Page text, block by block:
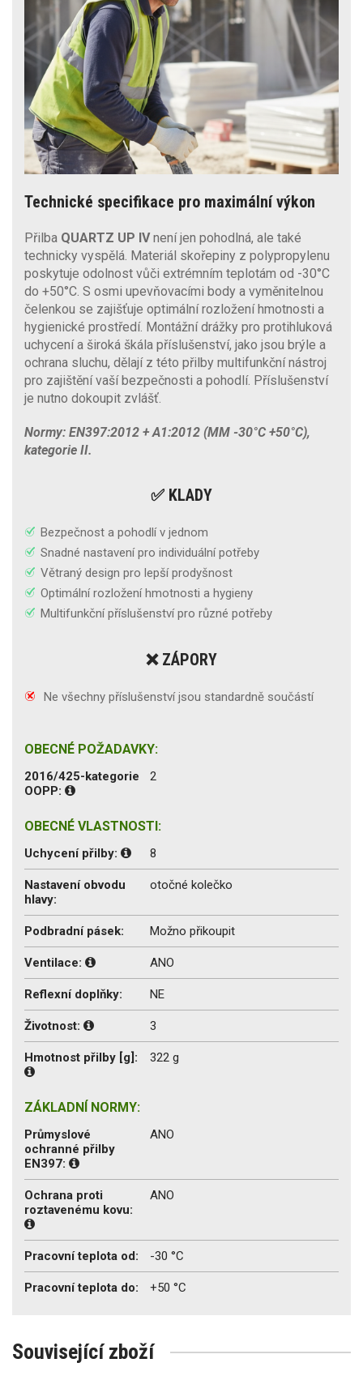
Technické specifikace pro maximální výkon
Přilba QUARTZ UP IVnení jen pohodlná, ale také
technicky vyspělá. Materiál skořepiny z polypropylenu
poskytuje odolnost vůči extrémním teplotám od -30°C
do +50°C. S osmi upevňovacími body a vyměnitelnou
čelenkou se zajišťuje optimální rozložení hmotnosti a
hygienické prostředí. Montážní drážky pro protihluková
uchycení a široká škála příslušenství, jako jsou brýle a
ochrana sluchu, dělají z této přilby multifunkční nástroj
pro zajištění vaší bezpečnosti a pohodlí. Příslušenství
je nutno dokoupit zvlášť.
Normy: EN397:2012 + A1:2012 (MM -30°C +50°C),
kategorie II.
✅ KLADY
Bezpečnost a pohodlí v jednom
Snadné nastavení pro individuální potřeby
Větraný design pro lepší prodyšnost
Optimální rozložení hmotnosti a hygieny
Multifunkční příslušenství pro různé potřeby
❌ ZÁPORY
Ne všechny příslušenství jsou standardně součástí
OBECNÉ POŽADAVKY:
2016/425-kategorie
OOPP:
2
OBECNÉ VLASTNOSTI:
Uchycení přilby: 8
Nastavení obvodu
hlavy:
otočné kolečko
Podbradní pásek: Možno přikoupit
Ventilace: ANO
Reflexní doplňky: NE
Životnost: 3
Hmotnost přilby [g]: 322 g
ZÁKLADNÍ NORMY:
Průmyslové
ochranné přilby
EN397:
ANO
Ochrana proti
roztavenému kovu:
ANO
Pracovní teplota od: -30 °C
Pracovní teplota do: +50 °C
Související zboží